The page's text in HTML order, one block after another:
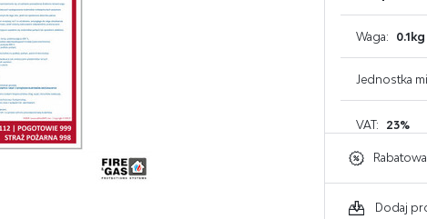
GAŚNICE DO KOMPUTERA
GAŚNICE DO WARSZTATU
Waga: 0.1kg
Jednostka
VAT: 23%
Dodaj